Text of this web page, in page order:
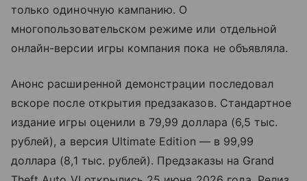
только одиночную кампанию. О
многопользовательском режиме или отдельной
онлайн-версии игры компания пока не объявляла.
Анонс расширенной демонстрации последовал
вскоре после открытия предзаказов. Стандартное
издание игры оценили в 79,99 доллара (6,5 тыс.
рублей), а версия Ultimate Edition — в 99,99
доллара (8,1 тыс. рублей). Предзаказы на Grand